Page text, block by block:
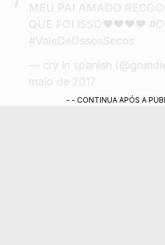
MEU PAI AMADO
QUE FOI ISSO❤❤❤❤
#ValeDeOssosSecos
— cry in spanish
maio de 2017
- - CONTINUA APÓS A